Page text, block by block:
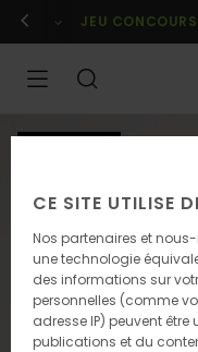
l'information
Se connecter /
JEU CONCOURS
CE SITE UTILISE
Nos partenaires et
une technologie
des informations sur
personnelles (comme
adresse IP) peuvent
publications et du